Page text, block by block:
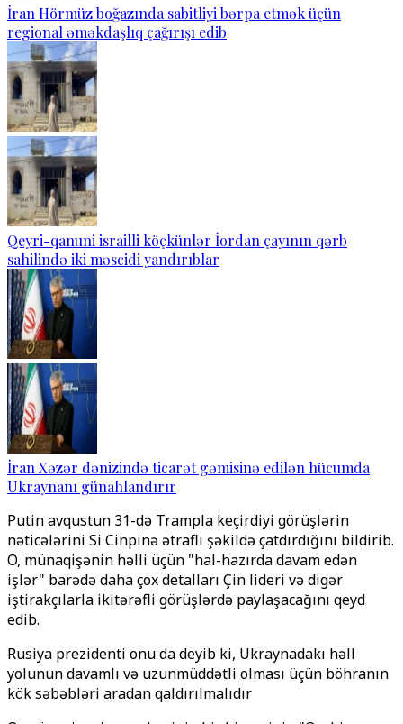
İran Hörmüz boğazında sabitliyi bərpa etmək üçün
regional əməkdaşlıq çağırışı edib
Qeyri-qanuni israilli köçkünlər İordan çayının qərb
sahilində iki məscidi yandırıblar
İran Xəzər dənizində ticarət gəmisinə edilən hücumda
Ukraynanı günahlandırır
Putin avqustun 31-də Trampla keçirdiyi görüşlərin
nəticələrini Si Cinpinə ətraflı şəkildə çatdırdığını bildirib.
O, münaqişənin həlli üçün "hal-hazırda davam edən
işlər" barədə daha çox detalları Çin lideri və digər
iştirakçılarla ikitərəfli görüşlərdə paylaşacağını qeyd
edib.
Rusiya prezidenti onu da deyib ki, Ukraynadakı həll
yolunun davamlı və uzunmüddətli olması üçün böhranın
kök səbəbləri aradan qaldırılmalıdır